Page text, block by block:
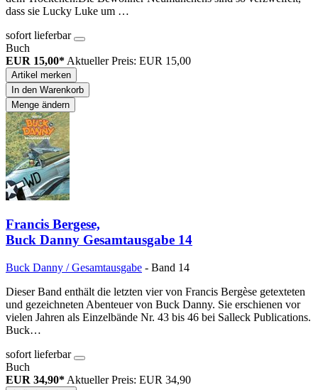
dass sie Lucky Luke um …
sofort lieferbar
Buch
EUR 15,00* Aktueller Preis: EUR 15,00
Artikel merken
In den Warenkorb
Menge ändern
Francis Bergese,
Buck Danny Gesamtausgabe 14
Buck Danny / Gesamtausgabe - Band 14
Dieser Band enthält die letzten vier von Francis Bergèse getexteten
und gezeichneten Abenteuer von Buck Danny. Sie erschienen vor
vielen Jahren als Einzelbände Nr. 43 bis 46 bei Salleck Publications.
Buck…
sofort lieferbar
Buch
EUR 34,90* Aktueller Preis: EUR 34,90